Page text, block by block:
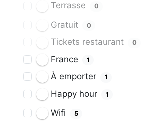
Terrasse 0
Gratuit 0
Tickets restaurant 0
France 1
À emporter 1
Happy hour 1
Wifi 5